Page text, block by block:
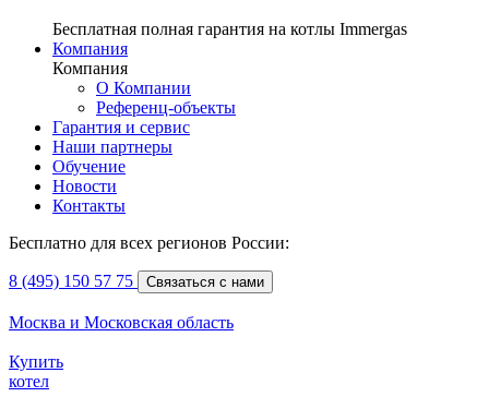
Бесплатная полная гарантия на котлы Immergas
Компания
Компания
О Компании
Референц-объекты
Гарантия и сервис
Наши партнеры
Обучение
Новости
Контакты
Бесплатно для всех регионов России:
8 (495) 150 57 75 Связаться с нами
Москва и Московская область
Купить
котел